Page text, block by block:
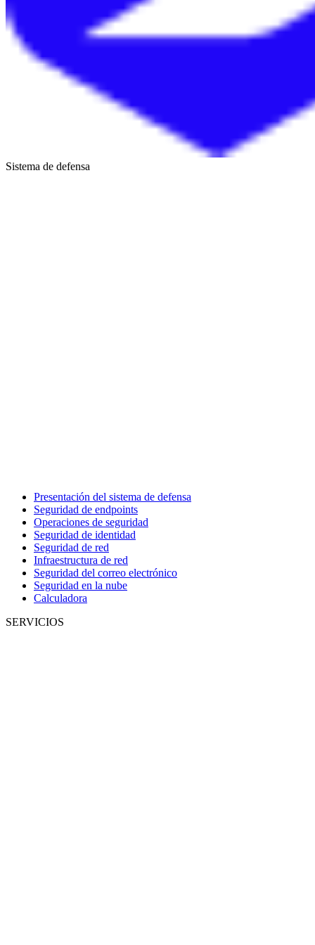
Sistema de defensa
Presentación del sistema de defensa
Seguridad de endpoints
Operaciones de seguridad
Seguridad de identidad
Seguridad de red
Infraestructura de red
Seguridad del correo electrónico
Seguridad en la nube
Calculadora
SERVICIOS